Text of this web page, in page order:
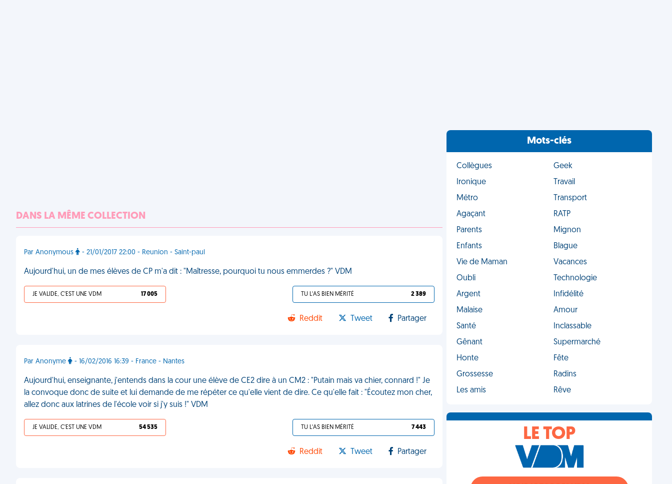
DANS LA MÊME COLLECTION
Par Anonymous - 21/01/2017 22:00 - Reunion - Saint-paul
Aujourd'hui, un de mes élèves de CP m'a dit : "Maîtresse, pourquoi tu nous emmerdes ?" VDM
JE VALIDE, C'EST UNE VDM 17 005 TU L'AS BIEN MÉRITÉ 2 389
Reddit Tweet Partager
Par Anonyme - 16/02/2016 16:39 - France - Nantes
Aujourd'hui, enseignante, j'entends dans la cour une élève de CE2 dire à un CM2 : "Putain mais va chier, connard !" Je
la convoque donc de suite et lui demande de me répéter ce qu'elle vient de dire. Ce qu'elle fait : "Écoutez mon cher,
allez donc aux latrines de l'école voir si j'y suis !" VDM
JE VALIDE, C'EST UNE VDM 54 535 TU L'AS BIEN MÉRITÉ 7 443
Reddit Tweet Partager
Mots-clés
Collègues
Geek
Ironique
Travail
Métro
Transport
Agaçant
RATP
Parents
Mignon
Enfants
Blague
Vie de Maman
Vacances
Oubli
Technologie
Argent
Infidélité
Malaise
Amour
Santé
Inclassable
Gênant
Supermarché
Honte
Fête
Grossesse
Radins
Les amis
Rêve
LE TOP